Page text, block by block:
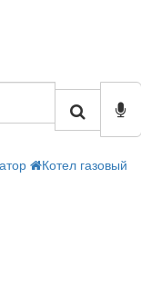
Котел газовый